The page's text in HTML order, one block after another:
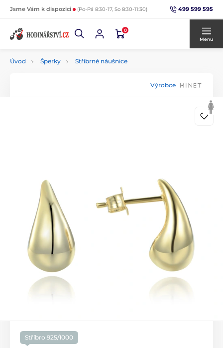
Jsme Vám k dispozici (Po-Pá 8:30-17, So 8:30-11:30) 499 599 595
0
Menu
Úvod Šperky Stříbrné náušnice
Výrobce
Stříbro 925/1000